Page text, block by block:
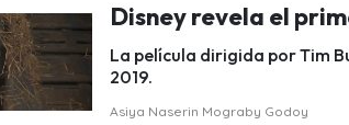
Disney revela el
La película dirigida por Tim
2019.
Asiya Naserin Mograby Godoy